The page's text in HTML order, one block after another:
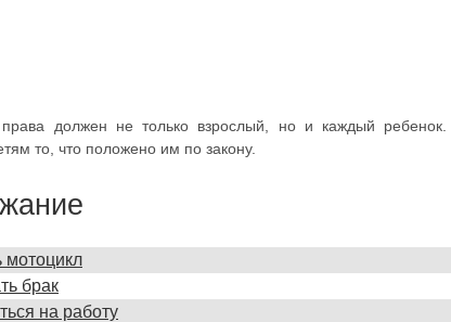
должен не только взрослый, но и каждый ребенок.
то, что положено им по закону.
мотоцикл
брак
на работу